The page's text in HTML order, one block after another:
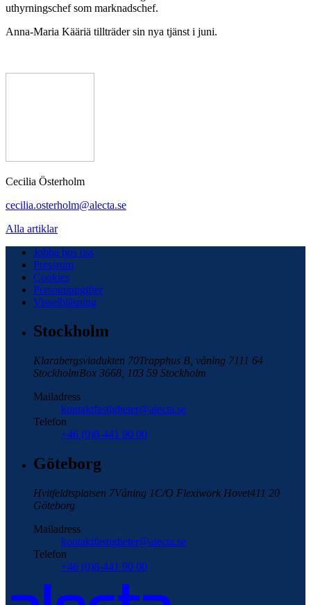
uthyrningschef som marknadschef.
Anna-Maria Kääriä tillträder sin nya tjänst i juni.
Cecilia Österholm
cecilia.osterholm@alecta.se
Alla artiklar
Jobba hos oss
Pressrum
Cookies
Personuppgifter
Visselblåsning
Stockholm
Klarabergsviadukten 70Trapphus B, våning 7111 64
StockholmBox 3668, 103 59 Stockholm
Mailadress
kontaktfastigheter@alecta.se
Telefon
+46 (0)8-441 90 00
Göteborg
Hvitfeldtsplatsen 7Våning 1C/O Flexiwork Hovet411 20
Göteborg
Mailadress
kontaktfastigheter@alecta.se
Telefon
+46 (0)8-441 90 00